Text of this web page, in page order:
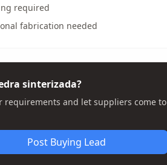
required
fabrication needed
sinterizada?
requirements and let suppliers come to
Post Buying Lead